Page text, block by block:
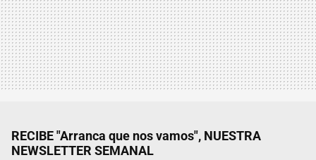
RECIBE "Arranca que nos vamos", NUESTRA
NEWSLETTER SEMANAL